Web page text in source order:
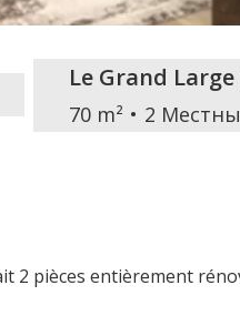
Le Grand Large
70 m² 2
2 pièces entièrement